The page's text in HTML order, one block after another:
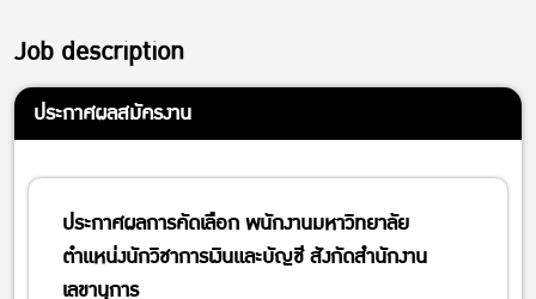
Job description
ประกาศผลสมัครงาน
ประกาศผลการคัดเลือก พนักงานมหาวิทยาลัย
ตำแหน่งนักวิชาการเงินและบัญชี สังกัดสำนักงาน
เลขานุการ